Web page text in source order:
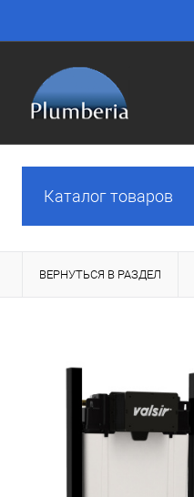
Каталог товаров
ВЕРНУТЬСЯ В РАЗДЕЛ